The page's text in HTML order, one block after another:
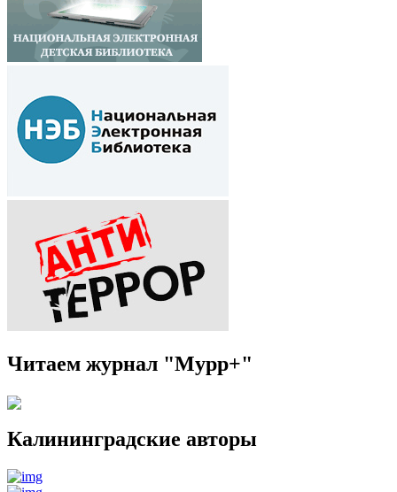
Читаем журнал "Мурр+"
Калининградские авторы